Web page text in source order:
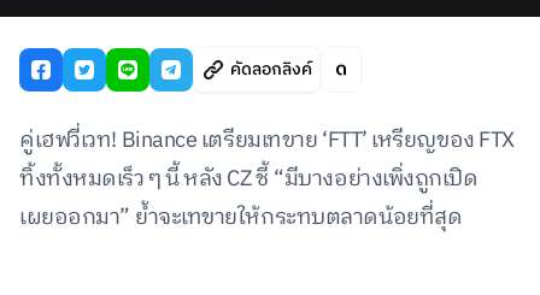
คัดลอกลิงค์
คู่เฮฟวี่เวท! Binance เตรียมเทขาย ‘FTT’ เหรียญของ FTX
ทิ้งทั้งหมดเร็ว ๆ นี้ หลัง CZ ชี้ “มีบางอย่างเพิ่งถูกเปิด
เผยออกมา” ย้ำจะเทขายให้กระทบตลาดน้อยที่สุด